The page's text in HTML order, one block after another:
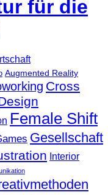
Augmented Reality
Cross
Female Shift
Gesellschaft
Interior